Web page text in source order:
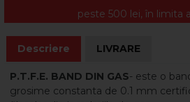
peste 500 lei, în limita
Descriere LIVRARE
P.T.F.E. BAND DIN GAS- este o
grosime constanta de 0.1 mm